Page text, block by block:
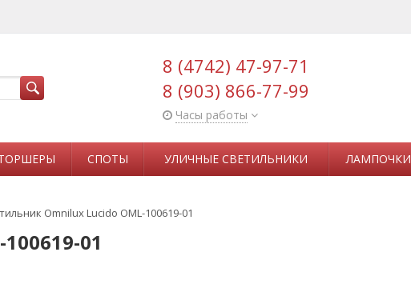
8 (4742) 47-97-71
8 (903) 866-77-99
Часы работы
СПОТЫ УЛИЧНЫЕ СВЕТИЛЬНИКИ ЛАМПОЧКИ
Omnilux Lucido OML-100619-01
01